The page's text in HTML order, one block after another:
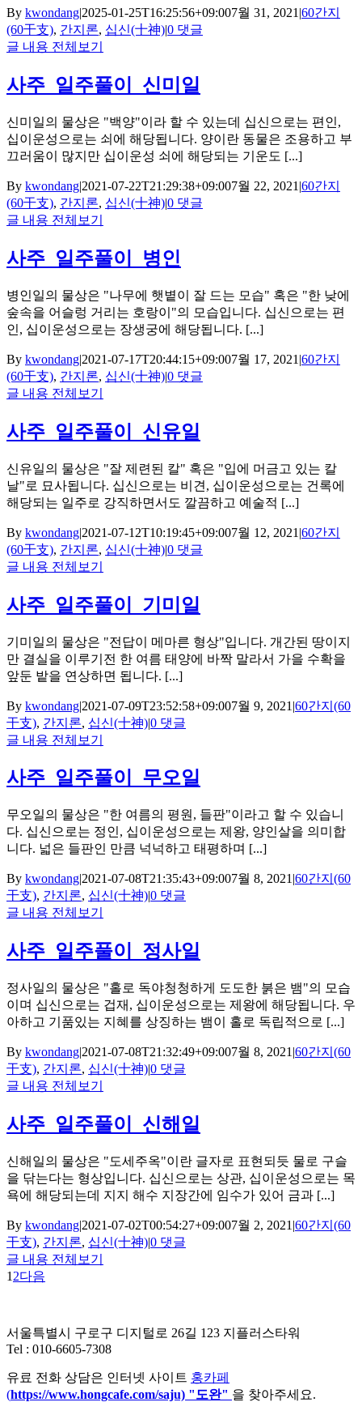
By kwondang|2025-01-25T16:25:56+09:007월 31, 2021 |60간지
(60干支), 간지론, 십신(十神)|0 댓글
글 내용 전체보기
사주_일주풀이_신미일
신미일의 물상은 "백양"이라 할 수 있는데 십신으로는 편인,
십이운성으로는 쇠에 해당됩니다. 양이란 동물은 조용하고 부
끄러움이 많지만 십이운성 쇠에 해당되는 기운도 [...]
By kwondang|2021-07-22T21:29:38+09:007월 22, 2021 |60간지
(60干支), 간지론, 십신(十神)|0 댓글
글 내용 전체보기
사주_일주풀이_병인
병인일의 물상은 "나무에 햇볕이 잘 드는 모습" 혹은 "한 낮에
숲속을 어슬렁 거리는 호랑이"의 모습입니다. 십신으로는 편
인, 십이운성으로는 장생궁에 해당됩니다. [...]
By kwondang|2021-07-17T20:44:15+09:007월 17, 2021 |60간지
(60干支), 간지론, 십신(十神)|0 댓글
글 내용 전체보기
사주_일주풀이_신유일
신유일의 물상은 "잘 제련된 칼" 혹은 "입에 머금고 있는 칼
날"로 묘사됩니다. 십신으로는 비견, 십이운성으로는 건록에
해당되는 일주로 강직하면서도 깔끔하고 예술적 [...]
By kwondang|2021-07-12T10:19:45+09:007월 12, 2021 |60간지
(60干支), 간지론, 십신(十神)|0 댓글
글 내용 전체보기
사주_일주풀이_기미일
기미일의 물상은 "전답이 메마른 형상"입니다. 개간된 땅이지
만 결실을 이루기전 한 여름 태양에 바짝 말라서 가을 수확을
앞둔 밭을 연상하면 됩니다. [...]
By kwondang|2021-07-09T23:52:58+09:007월 9, 2021 |60간지(60
干支), 간지론, 십신(十神)|0 댓글
글 내용 전체보기
사주_일주풀이_무오일
무오일의 물상은 "한 여름의 평원, 들판"이라고 할 수 있습니
다. 십신으로는 정인, 십이운성으로는 제왕, 양인살을 의미합
니다. 넓은 들판인 만큼 넉넉하고 태평하며 [...]
By kwondang|2021-07-08T21:35:43+09:007월 8, 2021 |60간지(60
干支), 간지론, 십신(十神)|0 댓글
글 내용 전체보기
사주_일주풀이_정사일
정사일의 물상은 "홀로 독야청청하게 도도한 붉은 뱀"의 모습
이며 십신으로는 겁재, 십이운성으로는 제왕에 해당됩니다. 우
아하고 기품있는 지혜를 상징하는 뱀이 홀로 독립적으로 [...]
By kwondang|2021-07-08T21:32:49+09:007월 8, 2021 |60간지(60
干支), 간지론, 십신(十神)|0 댓글
글 내용 전체보기
사주_일주풀이_신해일
신해일의 물상은 "도세주옥"이란 글자로 표현되듯 물로 구슬
을 닦는다는 형상입니다. 십신으로는 상관, 십이운성으로는 목
욕에 해당되는데 지지 해수 지장간에 임수가 있어 금과 [...]
By kwondang|2021-07-02T00:54:27+09:007월 2, 2021 |60간지(60
干支), 간지론, 십신(十神)|0 댓글
글 내용 전체보기
1 2다음
서울특별시 구로구 디지털로 26길 123 지플러스타워
Tel : 010-6605-7308
유료 전화 상담은 인터넷 사이트 홍카페
(https://www.hongcafe.com/saju) "도완" 을 찾아주세요.